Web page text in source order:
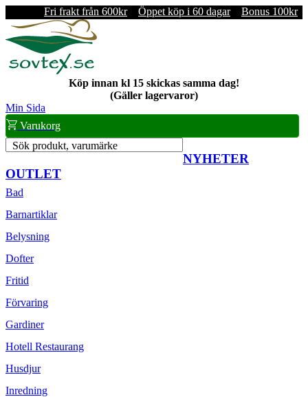
Fri frakt från 600kr Öppet köp i 60 dagar Bonus 100kr
Köp innan kl 15 skickas samma dag!
(Gäller lagervaror)
Min Sida
Varukorg
Sök produkt, varumärke
NYHETER
OUTLET
Bad
Barnartiklar
Belysning
Dofter
Fritid
Förvaring
Gardiner
Hotell Restaurang
Husdjur
Inredning